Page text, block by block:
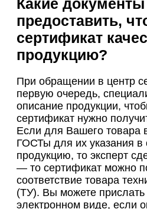
предоставить,
сертификат
продукцию?
При обращении в центр
первую очередь,
описание продукции,
сертификат нужно
Если для Вашего товара
ГОСТы для их указания в
продукцию, то эксперт
— то сертификат можно
соответствие товара
(ТУ). Вы можете прислать
электронном виде, если